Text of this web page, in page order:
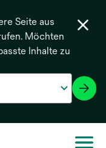
Seite aus
Möchten
Inhalte zu